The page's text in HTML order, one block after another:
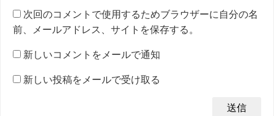
次回のコメントで使用するためブラウザーに自分の名
前、メールアドレス、サイトを保存する。
新しいコメントをメールで通知
新しい投稿をメールで受け取る